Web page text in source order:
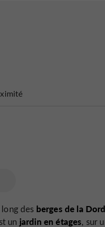
long des berges de la
un jardin en étages, sur